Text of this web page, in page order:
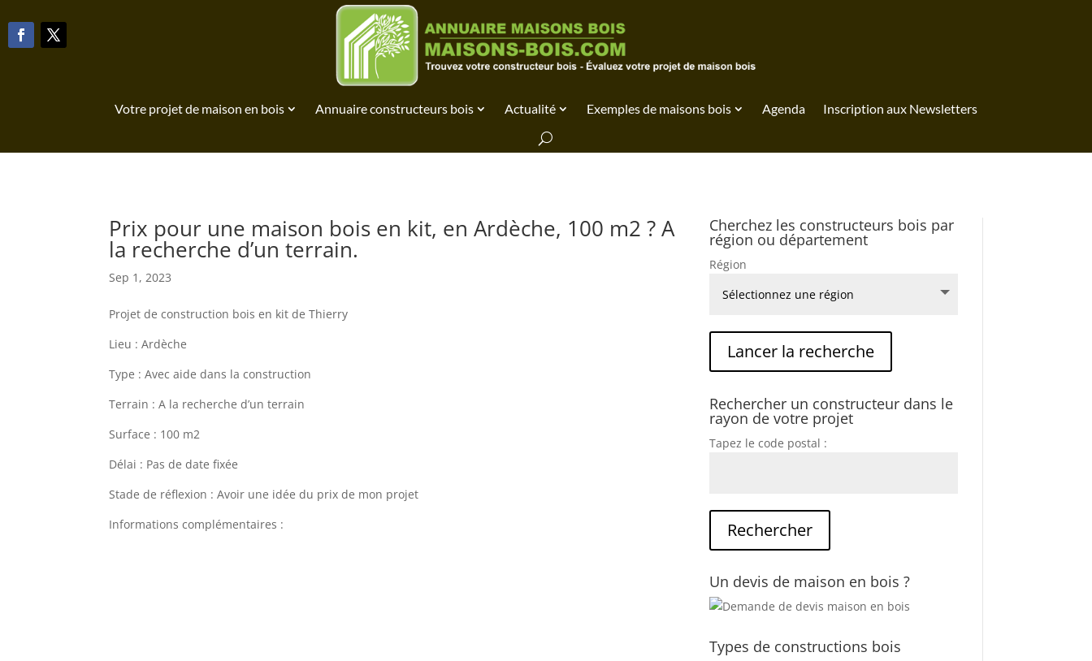
Votre projet de maison en bois Annuaire constructeurs bois Actualité Exemples de maisons bois Agenda Inscription aux Newsletters
Prix pour une maison bois en kit, en Ardèche, 100 m2 ? A
la recherche d’un terrain.
Sep 1, 2023
Projet de construction bois en kit de Thierry
Lieu : Ardèche
Type : Avec aide dans la construction
Terrain : A la recherche d’un terrain
Surface : 100 m2
Délai : Pas de date fixée
Stade de réflexion : Avoir une idée du prix de mon projet
Informations complémentaires :
Cherchez les constructeurs bois par
région ou département
Région
Rechercher un constructeur dans le
rayon de votre projet
Tapez le code postal :
Un devis de maison en bois ?
Types de constructions bois